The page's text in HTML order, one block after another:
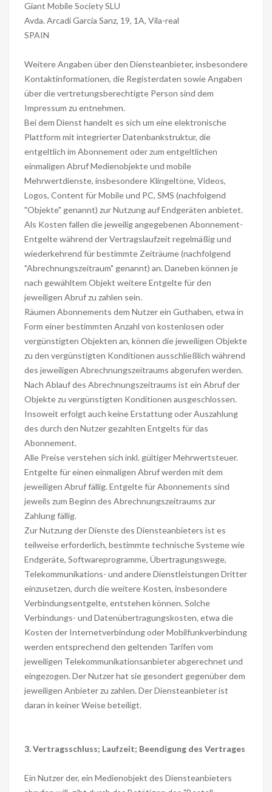
Giant Mobile Society SLU
Avda. Arcadi Garcia Sanz, 19, 1A, Vila-real
SPAIN
Weitere Angaben über den Diensteanbieter, insbesondere
Kontaktinformationen, die Registerdaten sowie Angaben
über die vertretungsberechtigte Person sind dem
Impressum zu entnehmen.
Bei dem Dienst handelt es sich um eine elektronische
Plattform mit integrierter Datenbankstruktur, die
entgeltlich im Abonnement oder zum entgeltlichen
einmaligen Abruf Medienobjekte und mobile
Mehrwertdienste, insbesondere Klingeltöne, Videos,
Logos, Content für Mobile und PC, SMS (nachfolgend
"Objekte" genannt) zur Nutzung auf Endgeräten anbietet.
Als Kosten fallen die jeweilig angegebenen Abonnement-
Entgelte während der Vertragslaufzeit regelmäßig und
wiederkehrend für bestimmte Zeiträume (nachfolgend
"Abrechnungszeitraum" genannt) an. Daneben können je
nach gewähltem Objekt weitere Entgelte für den
jeweiligen Abruf zu zahlen sein.
Räumen Abonnements dem Nutzer ein Guthaben, etwa in
Form einer bestimmten Anzahl von kostenlosen oder
vergünstigten Objekten an, können die jeweiligen Objekte
zu den vergünstigten Konditionen ausschließlich während
des jeweiligen Abrechnungszeitraums abgerufen werden.
Nach Ablauf des Abrechnungszeitraums ist ein Abruf der
Objekte zu vergünstigten Konditionen ausgeschlossen.
Insoweit erfolgt auch keine Erstattung oder Auszahlung
des durch den Nutzer gezahlten Entgelts für das
Abonnement.
Alle Preise verstehen sich inkl. gültiger Mehrwertsteuer.
Entgelte für einen einmaligen Abruf werden mit dem
jeweiligen Abruf fällig. Entgelte für Abonnements sind
jeweils zum Beginn des Abrechnungszeitraums zur
Zahlung fällig.
Zur Nutzung der Dienste des Diensteanbieters ist es
teilweise erforderlich, bestimmte technische Systeme wie
Endgeräte, Softwareprogramme, Übertragungswege,
Telekommunikations- und andere Dienstleistungen Dritter
einzusetzen, durch die weitere Kosten, insbesondere
Verbindungsentgelte, entstehen können. Solche
Verbindungs- und Datenübertragungskosten, etwa die
Kosten der Internetverbindung oder Mobilfunkverbindung
werden entsprechend den geltenden Tarifen vom
jeweiligen Telekommunikationsanbieter abgerechnet und
eingezogen. Der Nutzer hat sie gesondert gegenüber dem
jeweiligen Anbieter zu zahlen. Der Diensteanbieter ist
daran in keiner Weise beteiligt.
3. Vertragsschluss; Laufzeit; Beendigung des Vertrages
Ein Nutzer der, ein Medienobjekt des Diensteanbieters